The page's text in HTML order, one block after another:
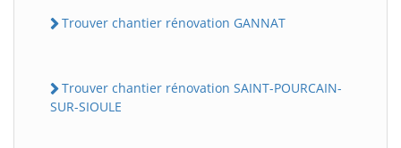
Trouver chantier rénovation GANNAT
Trouver chantier rénovation SAINT-POURCAIN-
SUR-SIOULE